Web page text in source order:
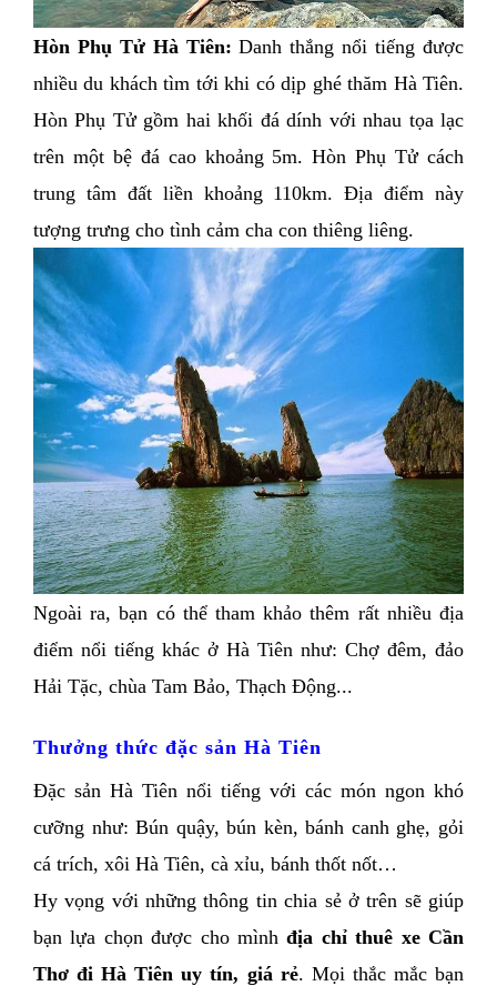
Hòn Phụ Tử Hà Tiên: Danh thắng nổi tiếng được
nhiều du khách tìm tới khi có dịp ghé thăm Hà Tiên.
Hòn Phụ Tử gồm hai khối đá dính với nhau tọa lạc
trên một bệ đá cao khoảng 5m. Hòn Phụ Tử cách
trung tâm đất liền khoảng 110km. Địa điểm này
tượng trưng cho tình cảm cha con thiêng liêng.
Ngoài ra, bạn có thể tham khảo thêm rất nhiều địa
điểm nổi tiếng khác ở Hà Tiên như: Chợ đêm, đảo
Hải Tặc, chùa Tam Bảo, Thạch Động...
Thưởng thức đặc sản Hà Tiên
Đặc sản Hà Tiên nổi tiếng với các món ngon khó
cưỡng như: Bún quậy, bún kèn, bánh canh ghẹ, gỏi
cá trích, xôi Hà Tiên, cà xỉu, bánh thốt nốt…
Hy vọng với những thông tin chia sẻ ở trên sẽ giúp
bạn lựa chọn được cho mình địa chỉ thuê xe Cần
Thơ đi Hà Tiên uy tín, giá rẻ. Mọi thắc mắc bạn